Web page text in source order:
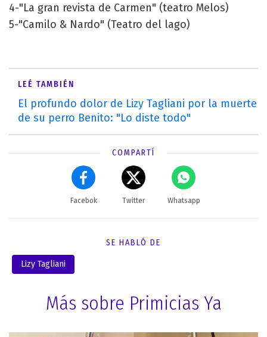
4-"La gran revista de Carmen" (teatro Melos)
5-"Camilo & Nardo" (Teatro del lago)
LEÉ TAMBIÉN
El profundo dolor de Lizy Tagliani por la muerte
de su perro Benito: "Lo diste todo"
COMPARTÍ
Facebok Twitter Whatsapp
SE HABLÓ DE
Lizy Tagliani
Más sobre Primicias Ya